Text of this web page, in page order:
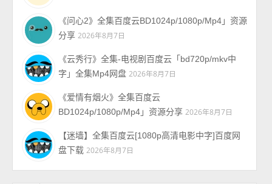
《问心2》全集百度云BD1024p/1080p/Mp4」资源
分享 2026年8月7日
《云秀行》全集-电视剧百度云「bd720p/mkv中
字」全集Mp4网盘 2026年8月7日
《爱情有烟火》全集百度云
BD1024p/1080p/Mp4」资源分享 2026年8月7日
【迷墙】全集百度云[1080p高清电影中字]百度网
盘下载 2026年8月7日